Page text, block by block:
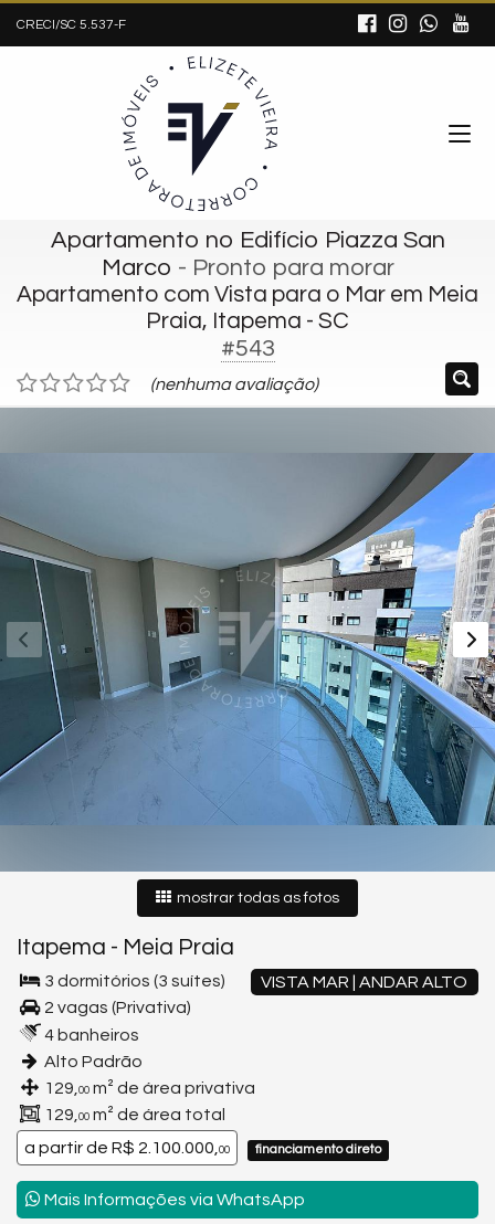
CRECI/SC 5.537-F
Apartamento no Edifício Piazza San
Marco - Pronto para morar
Apartamento com Vista para o Mar em Meia
Praia, Itapema - SC
#543
(nenhuma avaliação)
mostrar todas as fotos
Itapema - Meia Praia
VISTA MAR | ANDAR ALTO
3 dormitórios (3 suítes)
2 vagas (Privativa)
4 banheiros
Alto Padrão
129, 00 m² de área privativa
129, 00 m² de área total
a partir de R$ 2.100.000, 00 financiamento direto
Mais Informações via WhatsApp